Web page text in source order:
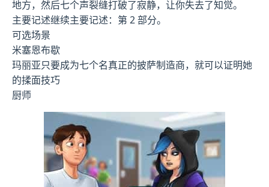
地方，然后七个声裂缝打破了寂静，让你失去了知觉。
主要记述继续主要记述：第 2 部分。
可选场景
米塞恩布歇
玛丽亚只要成为七个名真正的披萨制造商，就可以证明她
的揉面技巧
厨师